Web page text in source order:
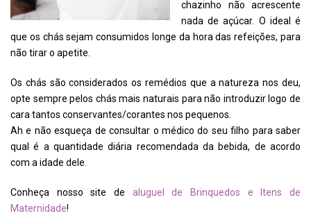
chazinho não acrescente
nada de açúcar. O ideal é
que os chás sejam consumidos longe da hora das refeições, para
não tirar o apetite.
Os chás são considerados os remédios que a natureza nos deu,
opte sempre pelos chás mais naturais para não introduzir logo de
cara tantos conservantes/corantes nos pequenos.
Ah e não esqueça de consultar o médico do seu filho para saber
qual é a quantidade diária recomendada da bebida, de acordo
com a idade dele.
Conheça nosso site de aluguel de Brinquedos e Itens de
Maternidade!